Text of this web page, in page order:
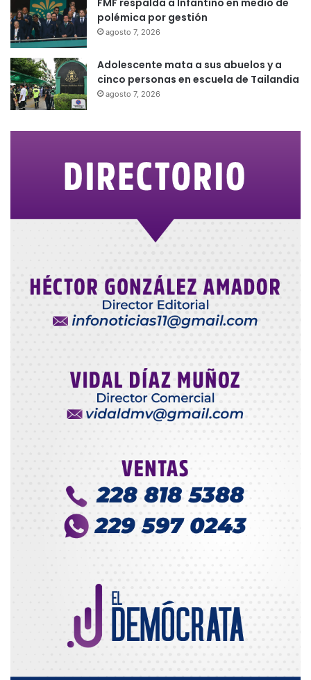
FMF respalda a Infantino en medio de
polémica por gestión
agosto 7, 2026
Adolescente mata a sus abuelos y a
cinco personas en escuela de Tailandia
agosto 7, 2026